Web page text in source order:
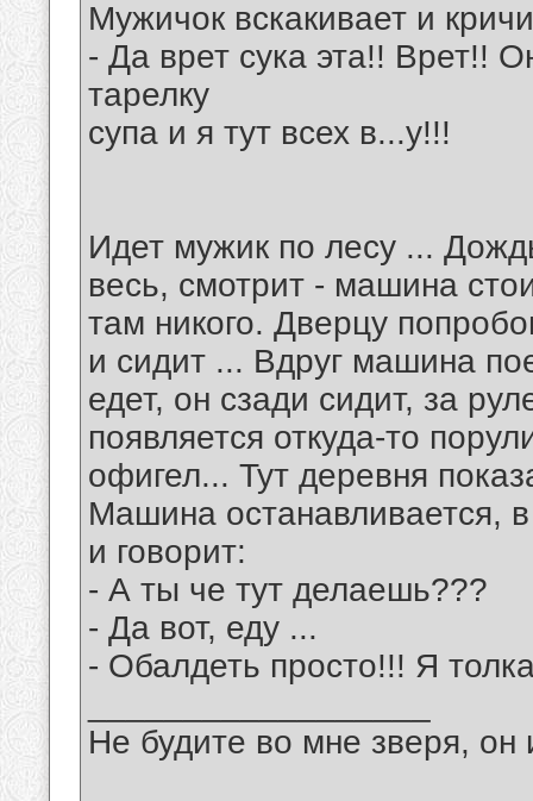
Мужичок вскакивает и
- Да врет сука эта!! Врет!!
тарелку
супа и я тут всех в...у!!!
Идет мужик по лесу ...
весь, смотрит - машина
там никого. Дверцу
и сидит ... Вдруг машина
едет, он сзади сидит, за
появляется откуда-то
офигел... Тут деревня
Машина останавливается,
и говорит:
- А ты че тут делаешь???
- Да вот, еду ...
- Обалдеть просто!!! Я
Не будите во мне зверя, он